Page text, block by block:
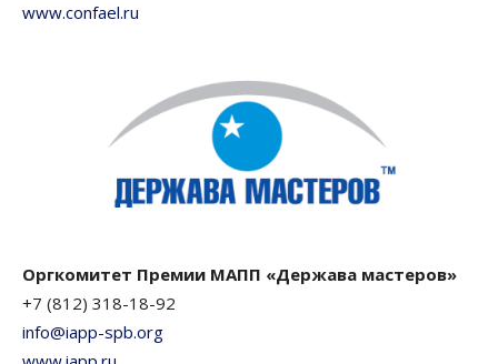
www.confael.ru
Оргкомитет Премии МАПП «Держава мастеров»
+7 (812) 318-18-92
info@iapp-spb.org